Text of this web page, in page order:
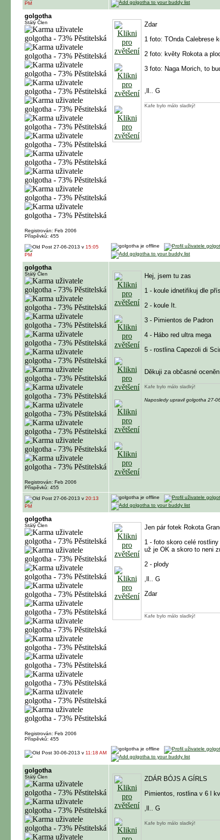
PM
golgotha
Stálý Člen
Registrován: Feb 2006
Příspěvků: 455
Zdar
1 foto: TOnda Calebrese
2 foto: květy Rokota a
3 foto: Naga Morich, to
,ll.. G
Kafe bylo málo sladký!
27-06-2013 v 15:05
PM
golgotha
Stálý Člen
Registrován: Feb 2006
Příspěvků: 455
Hej, jsem tu zas
1 - koule idnetifikuj dle
2 - koule It.
3 - Pimientos de Padron
4 - Hábo red ultra mega
5 - rostlina Capezoli di
Děkuji za občasné
Kafe bylo málo sladký!
Naposledy upravil golgotha 27-
27-06-2013 v 20:13
PM
golgotha
Stálý Člen
Registrován: Feb 2006
Příspěvků: 455
Jen pár fotek Rokota
1 - foto skoro celé
už je OK a skoro to neni
2 - plody
,ll.. G
Zdar
Kafe bylo málo sladký!
30-06-2013 v 11:18 AM
golgotha
Stálý Člen
ZDÁR BÓJS A GÍRLS
Pimientos, rostlina v 6 l
,ll.. G
Kafe bylo málo sladký!